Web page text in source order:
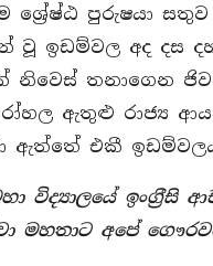
ශ්‍රේෂ්ඨ පුරුෂයා
වූ ඉඩම්වල අද දස
නිවෙස් තනාගෙන
ඇතුළු රාජ්‍ය
ඇත්තේ එකී
විද්‍යාලයේ ඉංග‍්‍රීසි
මහතාට අපේ